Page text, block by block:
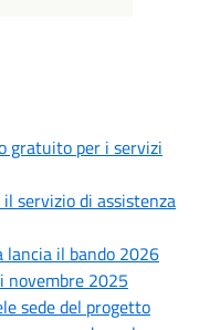
gratuito per i servizi
servizio di assistenza
lancia il bando 2026
novembre 2025
sede del progetto